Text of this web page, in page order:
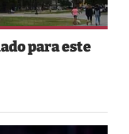
para este